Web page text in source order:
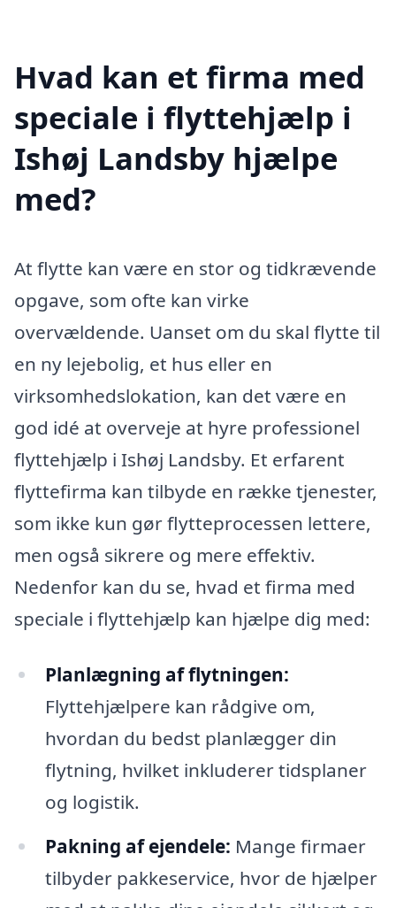
Hvad kan et firma med
speciale i flyttehjælp i
Ishøj Landsby hjælpe
med?
At flytte kan være en stor og tidkrævende
opgave, som ofte kan virke
overvældende. Uanset om du skal flytte til
en ny lejebolig, et hus eller en
virksomhedslokation, kan det være en
god idé at overveje at hyre professionel
flyttehjælp i Ishøj Landsby. Et erfarent
flyttefirma kan tilbyde en række tjenester,
som ikke kun gør flytteprocessen lettere,
men også sikrere og mere effektiv.
Nedenfor kan du se, hvad et firma med
speciale i flyttehjælp kan hjælpe dig med:
Planlægning af flytningen:
Flyttehjælpere kan rådgive om,
hvordan du bedst planlægger din
flytning, hvilket inkluderer tidsplaner
og logistik.
Pakning af ejendele: Mange firmaer
tilbyder pakkeservice, hvor de hjælper